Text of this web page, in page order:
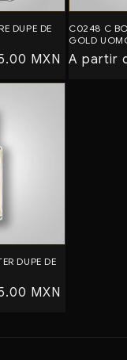
DUPE DE
MXN
C0248 C
GOLD
Precio
A partir
DUPE DE
MXN